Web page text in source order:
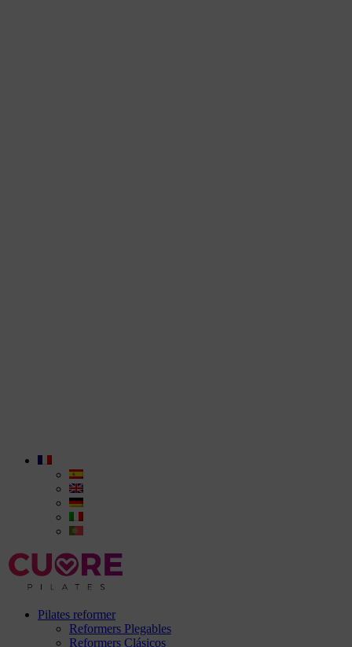
Pilates reformer
Reformers Plegables
Reformers Clásicos